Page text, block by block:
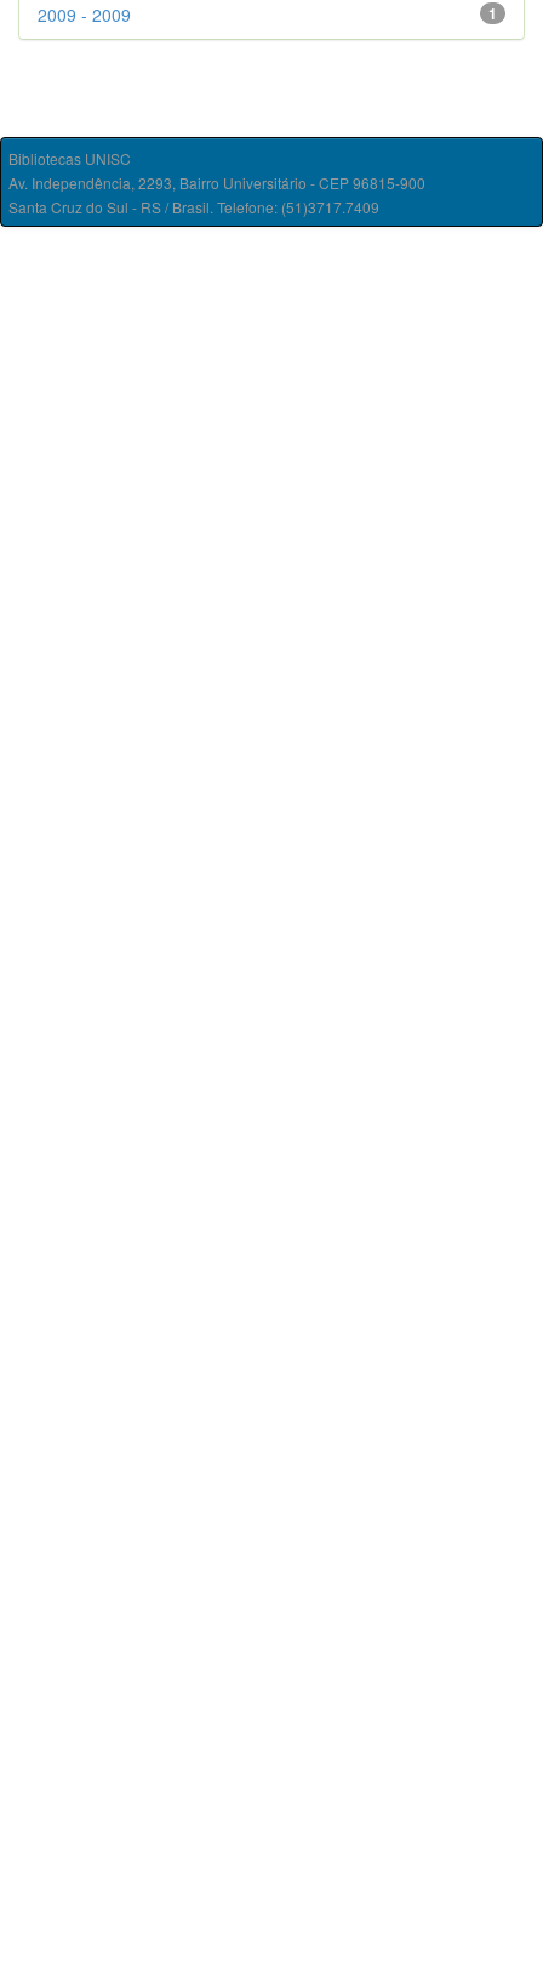
1
2009 - 2009
Bibliotecas UNISC
Av. Independência, 2293, Bairro Universitário - CEP 96815-900
Santa Cruz do Sul - RS / Brasil. Telefone: (51)3717.7409